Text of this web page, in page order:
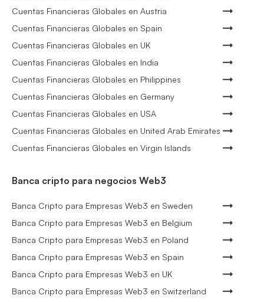
Cuentas Financieras Globales en Austria
Cuentas Financieras Globales en Spain
Cuentas Financieras Globales en UK
Cuentas Financieras Globales en India
Cuentas Financieras Globales en Philippines
Cuentas Financieras Globales en Germany
Cuentas Financieras Globales en USA
Cuentas Financieras Globales en United Arab Emirates
Cuentas Financieras Globales en Virgin Islands
Banca cripto para negocios Web3
Banca Cripto para Empresas Web3 en Sweden
Banca Cripto para Empresas Web3 en Belgium
Banca Cripto para Empresas Web3 en Poland
Banca Cripto para Empresas Web3 en Spain
Banca Cripto para Empresas Web3 en UK
Banca Cripto para Empresas Web3 en Switzerland